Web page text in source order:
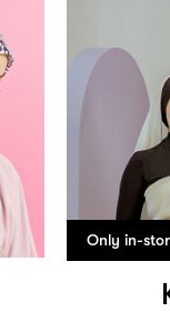
Only in-